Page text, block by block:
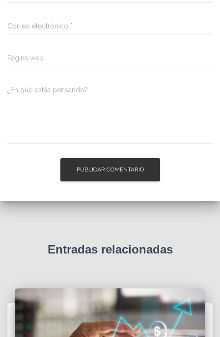
Correo electrónico *
Página web
¿En qué estás pensando?
Entradas relacionadas